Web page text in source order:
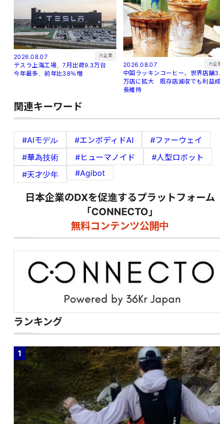
2026.08.07 大企業
テスラ上海工場、7月出荷9.3万台
今年最多、前年比38％増
2026.08.07 大企
中国ラッキンコーヒー、世界店舗
万店に拡大 既存店減収でも利益
長維持
関連キーワード
#AIモデル #エンボディドAI
#ファーウェイ
#華為技術
#ヒューマノイド
#人型ロボット
#天才少年
#Agibot
日本企業のDXを促進するプラットフォーム
「CONNECTO」
無料コンテンツ公開中
ランキング
1